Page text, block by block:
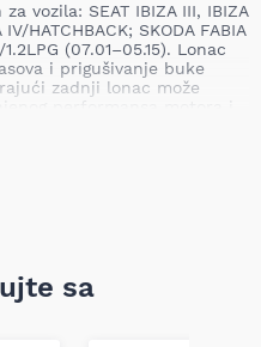
vozila: SEAT IBIZA III, IBIZA
HATCHBACK; SKODA FABIA
(07.01–05.15). Lonac
i prigušivanje buke
zadnji lonac može
performansa motora i
što utiče na emisiju i
prigušivanje zvuka i
u skladu sa fabričkim
sa